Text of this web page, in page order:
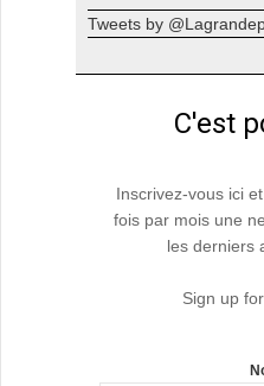
Tweets by
C'est
Inscrivez-vous ici
fois par mois une
les derniers
Sign up